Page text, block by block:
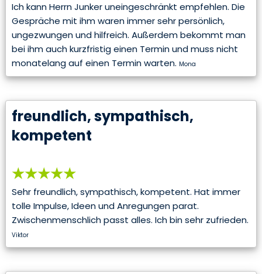
Ich kann Herrn Junker uneingeschränkt empfehlen. Die
Gespräche mit ihm waren immer sehr persönlich,
ungezwungen und hilfreich. Außerdem bekommt man
bei ihm auch kurzfristig einen Termin und muss nicht
monatelang auf einen Termin warten. Mona
freundlich, sympathisch,
kompetent
★★★★★
Sehr freundlich, sympathisch, kompetent. Hat immer
tolle Impulse, Ideen und Anregungen parat.
Zwischenmenschlich passt alles. Ich bin sehr zufrieden.
Viktor